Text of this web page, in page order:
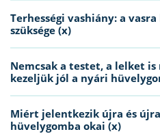
Terhességi vashiány: a
szüksége (x)
Nemcsak a testet, a lelket is
kezeljük jól a nyári
Miért jelentkezik újra és
hüvelygomba okai (x)